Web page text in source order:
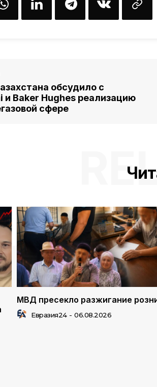
обсудило с
и Baker Hughes реализацию
сфере
МВД пресекло разжигание
Евразия24 - 06.08.2026